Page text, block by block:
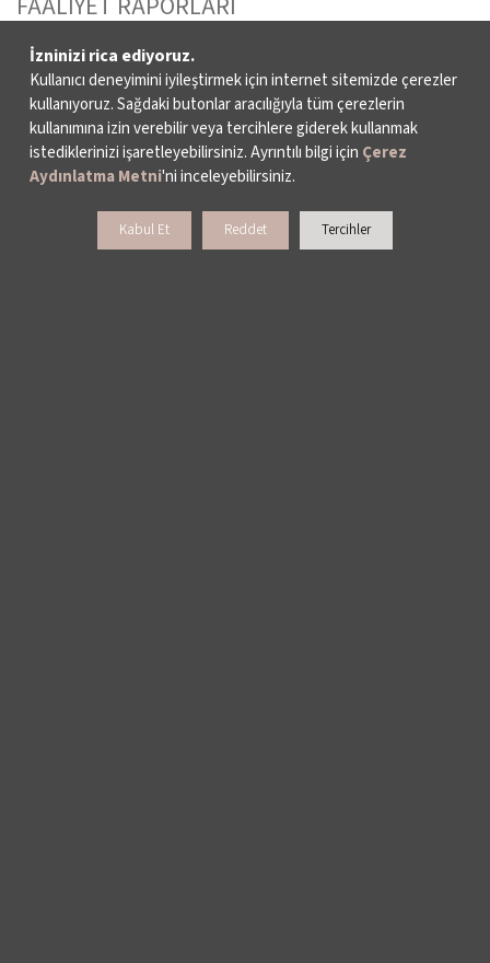
YAYINLAR
İKSV’DE ÇALIŞMAK
BASIN
İzninizi rica ediyoruz.
Kullanıcı deneyimini iyileştirmek için internet sitemizde çerezler
kullanıyoruz. Sağdaki butonlar aracılığıyla tüm çerezlerin
kullanımına izin verebilir veya tercihlere giderek kullanmak
istediklerinizi işaretleyebilirsiniz. Ayrıntılı bilgi için Çerez
Aydınlatma Metni'ni inceleyebilirsiniz.
Kabul Et Reddet Tercihler